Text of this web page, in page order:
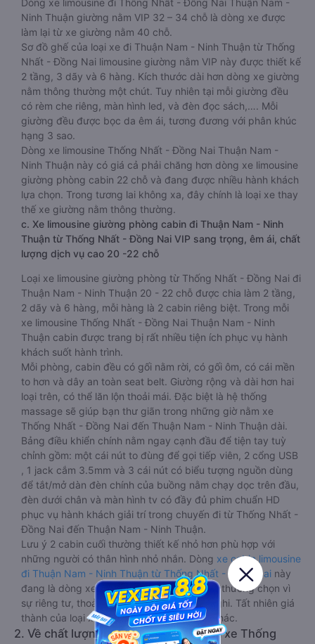
Dòng xe limousine đi Thống Nhất - Đồng Nai Thuận Nam -
Ninh Thuận giường nằm VIP 32 – 34 chỗ là dòng xe được
làm lại từ xe giường nằm 40 chỗ.
Sơ đồ ghế của loại xe đi Thuận Nam - Ninh Thuận từ Thống
Nhất - Đồng Nai limousine giường nằm VIP này được thiết kế
2 tầng, 3 dãy và 6 hàng. Kích thước dài hơn dòng xe giường
nằm thông thường một chút. Tuy nhiên tại mỗi giường đều
có rèm che riêng, màn hình led, và đèn đọc sách,…. Mỗi
giường đều được bọc da êm ái, tương đương với phân khúc
hạng 3 sao.
Dòng xe limousine Thống Nhất - Đồng Nai Thuận Nam -
Ninh Thuận này có giá cả phải chăng hơn dòng xe limousine
giường phòng cabin 22 chỗ và đang được nhiều hành khách
lựa chọn. Trong tương lai không xa, đây chính là loại xe thay
thế xe giường nằm thông thường.
c. Xe limousine giường phòng cabin đi Thuận Nam - Ninh
Thuận từ Thống Nhất - Đồng Nai VIP sang trọng, êm ái, chất
lượng dịch vụ cao 20 -22 chỗ
Loại xe limousine giường phòng từ Thống Nhất - Đồng Nai đi
Thuận Nam - Ninh Thuận 20 - 22 chỗ được chia làm 2 tầng,
2 dãy và 6 hàng, mỗi hàng là 2 cabin riêng biệt. Trong mỗi
xe limousine Thống Nhất - Đồng Nai Thuận Nam - Ninh
Thuận cabin được trang bị rất nhiều tiện ích phục vụ hành
khách suốt hành trình.
Mỗi phòng, cabin đều có gối nằm rời, có gối ôm, có cái mền
to hơn và dây an toàn seat belt. Giường rộng và dài hơn hai
loại trên, có thể lăn lộn thoải mái. Đặc biệt là hệ thống
massage sẽ giúp bạn thư giãn trong những giờ nằm xe
Thống Nhất - Đồng Nai đến Thuận Nam - Ninh Thuận dài.
Bảng điều khiển chính nằm ngay cạnh đầu để tiện tay tuỳ
chỉnh gồm: một cái nút to đùng để gọi tiếp viên, 2 cổng USB
, 1 jack cắm 3.5mm và 3 cái nút có biểu tượng nguồn dùng
để tắt/mở dàn đèn chính của buồng nằm chạy dọc trên đầu,
đèn dưới chân và màn hình tv có đầy đủ phim chuẩn HD
phục vụ hành khách giải trí trong chuyến đi từ Thống Nhất -
Đồng Nai đến Thuận Nam - Ninh Thuận.
Lưu ý 2 cabin cuối thường thiết kế nhỏ hơn phù hợp với
những người có thân hình nhỏ nhắn. Dòng xe cabin limousine
đi Thuận Nam - Ninh Thuận từ Thống Nhất - Đồng Nai này
đang là dòng xe cao cấp nhất, hành khách thường chọn vì
sự riêng tư, thoải mái, sang trọng và tiện nghi. Tất nhiên giá
thành của loại xe này sẽ cao hơn các loại khác.
2. Về chất lượng, review, đánh giá nhà xe Thống